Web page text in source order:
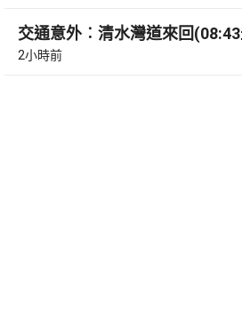
交通意外︰清水灣道來回
2小時前